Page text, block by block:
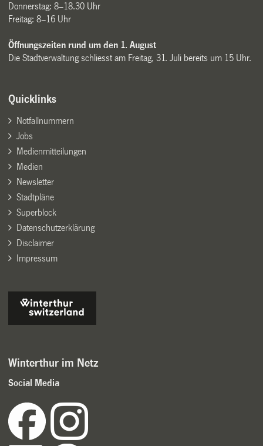
Donnerstag: 8–18.30 Uhr
Freitag: 8–16 Uhr
Öffnungszeiten rund um den 1. August
Die Stadtverwaltung schliesst am Freitag, 31. Juli bereits um 15 Uhr.
Quicklinks
Notfallnummern
Jobs
Medienmitteilungen
Medien
Newsletter
Stadtpläne
Superblock
Datenschutzerklärung
Disclaimer
Impressum
Winterthur im Netz
Social Media